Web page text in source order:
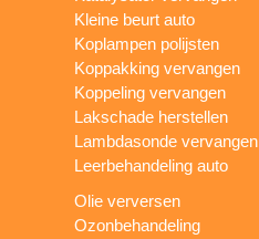
Kleine beurt auto
Koplampen polijsten
Koppakking vervangen
Koppeling vervangen
Lakschade herstellen
Lambdasonde vervangen
Leerbehandeling auto
Olie verversen
Ozonbehandeling